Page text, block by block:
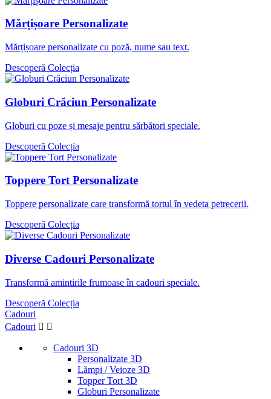
Mărțișoare Personalizate
Mărțișoare personalizate cu poză, nume sau text.
Descoperă Colecția
Globuri Crăciun Personalizate
Globuri cu poze și mesaje pentru sărbători speciale.
Descoperă Colecția
Toppere Tort Personalizate
Toppere personalizate care transformă tortul în vedeta petrecerii.
Descoperă Colecția
Diverse Cadouri Personalizate
Transformă amintirile frumoase în cadouri speciale.
Descoperă Colecția
Cadouri
Cadouri  
Cadouri 3D
Personalizate 3D
Lămpi / Veioze 3D
Topper Tort 3D
Globuri Personalizate